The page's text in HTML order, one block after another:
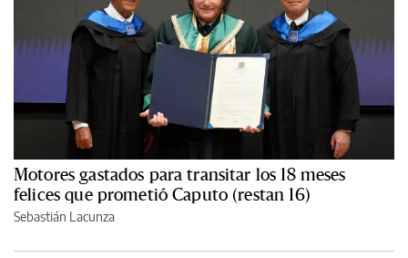
Motores gastados para transitar los 18 meses
felices que prometió Caputo (restan 16)
Sebastián Lacunza